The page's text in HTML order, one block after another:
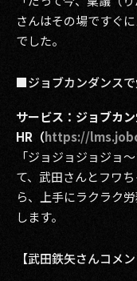
さんはその場ですぐ
でした。
■ジョブカンダンスで
サービス：ジョブカ
HR（https://
「ジョジョジョジョ
て、武田さんとフワ
ら、上手にラクラク
します。
【武田鉄矢さんコメン